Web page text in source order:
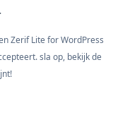
Zerif Lite for WordPress
sla op, bekijk de